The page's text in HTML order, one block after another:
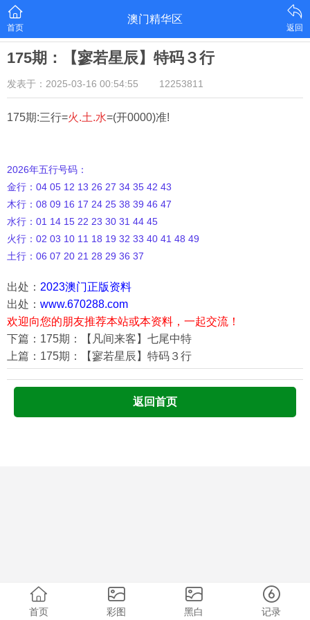
首页
澳门精华区
返回
175期：【寥若星辰】特码３行
发表于：2025-03-16 00:54:55 12253811
175期:三行=火.土.水=(开0000)准!
2026年五行号码：
金行：04 05 12 13 26 27 34 35 42 43
木行：08 09 16 17 24 25 38 39 46 47
水行：01 14 15 22 23 30 31 44 45
火行：02 03 10 11 18 19 32 33 40 41 48 49
土行：06 07 20 21 28 29 36 37
出处： 2023澳门正版资料
出处： www.670288.com
欢迎向您的朋友推荐本站或本资料，一起交流！
下篇：175期：【凡间来客】七尾中特
上篇：175期：【寥若星辰】特码３行
返回首页
首页 彩图 黑白 记录